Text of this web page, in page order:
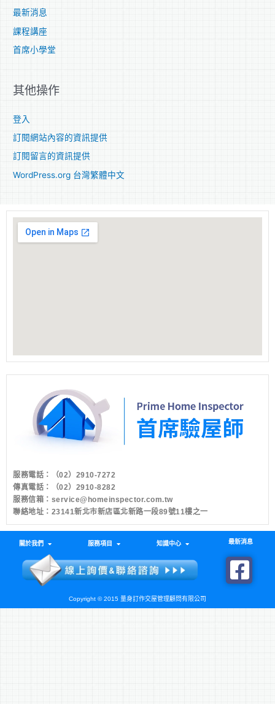
最新消息
課程講座
首席小學堂
其他操作
登入
訂閱網站內容的資訊提供
訂閱留言的資訊提供
WordPress.org 台灣繁體中文
服務電話：
（02）2910-7272
傳真電話：（02）2910-8282
服務信箱： service@homeinspector.com.tw
聯絡地址：23141新北市新店區北新路一段89號11樓之一
關於我們 服務項目 知識中心 最新消息
Copyright © 2015 量身訂作交屋管理顧問有限公司